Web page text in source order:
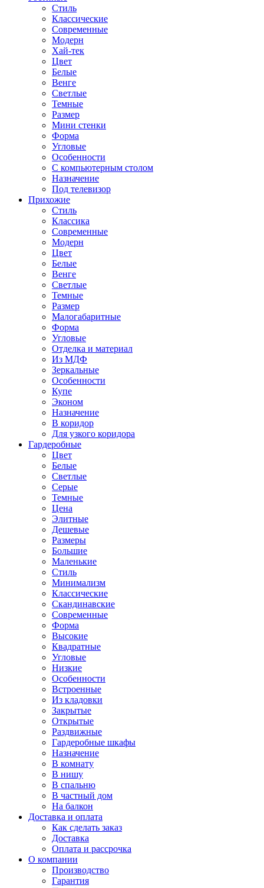
Стиль
Классические
Современные
Модерн
Хай-тек
Цвет
Белые
Венге
Светлые
Темные
Размер
Мини стенки
Форма
Угловые
Особенности
С компьютерным столом
Назначение
Под телевизор
Прихожие
Стиль
Классика
Современные
Модерн
Цвет
Белые
Венге
Светлые
Темные
Размер
Малогабаритные
Форма
Угловые
Отделка и материал
Из МДФ
Зеркальные
Особенности
Купе
Эконом
Назначение
В коридор
Для узкого коридора
Гардеробные
Цвет
Белые
Светлые
Серые
Темные
Цена
Элитные
Дешевые
Размеры
Большие
Маленькие
Стиль
Минимализм
Классические
Скандинавские
Современные
Форма
Высокие
Квадратные
Угловые
Низкие
Особенности
Встроенные
Из кладовки
Закрытые
Открытые
Раздвижные
Гардеробные шкафы
Назначение
В комнату
В нишу
В спальню
В частный дом
На балкон
Доставка и оплата
Как сделать заказ
Доставка
Оплата и рассрочка
О компании
Производство
Гарантия